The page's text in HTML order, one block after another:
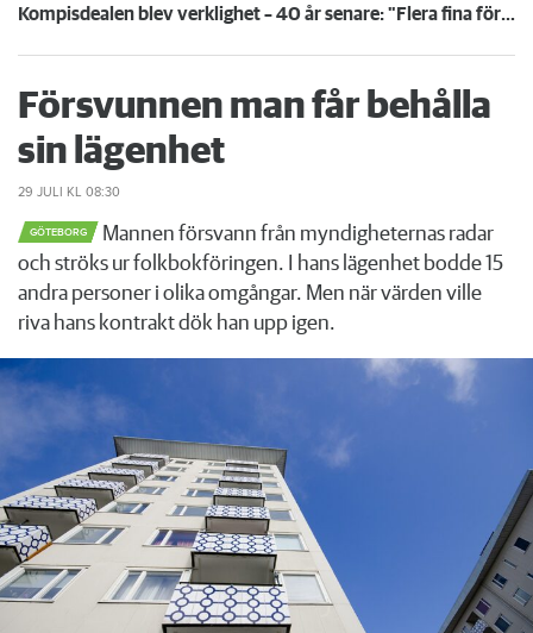
Kompisdealen blev verklighet – 40 år senare: "Flera fina fördelar med att dela bostad"
Försvunnen man får behålla
sin lägenhet
29 JULI KL 08:30
GÖTEBORG
Mannen försvann från myndigheternas radar
och ströks ur folkbokföringen. I hans lägenhet bodde 15
andra personer i olika omgångar. Men när värden ville
riva hans kontrakt dök han upp igen.